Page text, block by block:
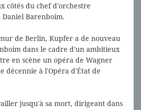
côtés du chef d'orchestre
Barenboim.
de Berlin, Kupfer a de nouveau
dans le cadre d'un ambitieux
en scène un opéra de Wagner
décennie à l'Opéra d'État de
jusqu'à sa mort, dirigeant dans